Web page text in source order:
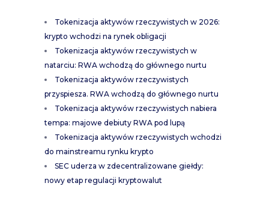
Tokenizacja aktywów rzeczywistych w 2026:
krypto wchodzi na rynek obligacji
Tokenizacja aktywów rzeczywistych w
natarciu: RWA wchodzą do głównego nurtu
Tokenizacja aktywów rzeczywistych
przyspiesza. RWA wchodzą do głównego nurtu
Tokenizacja aktywów rzeczywistych nabiera
tempa: majowe debiuty RWA pod lupą
Tokenizacja aktywów rzeczywistych wchodzi
do mainstreamu rynku krypto
SEC uderza w zdecentralizowane giełdy:
nowy etap regulacji kryptowalut